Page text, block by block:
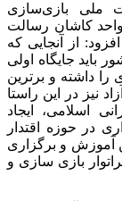
ملی بازی‌سازی
واحد کاشان رسالت
از آنجایی که
برنامه بلندمدت دولت در افق 1404 کشور باید جایگاه اولی
داشته و برترین
نیز در این راستا
اسلامی، ایجاد
در حوزه اقتدار
آموزش و برگزاری
بازی سازی و